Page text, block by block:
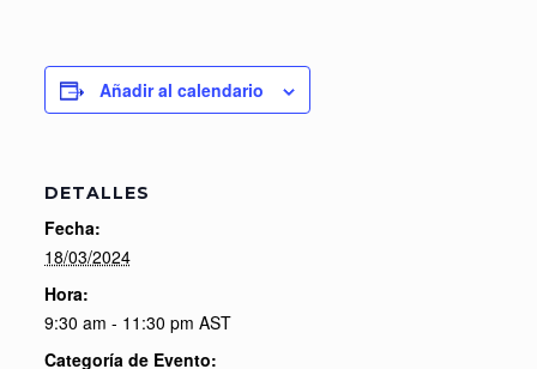
Añadir al calendario
DETALLES
Fecha:
18/03/2024
Hora:
9:30 am - 11:30 pm AST
Categoría de Evento: